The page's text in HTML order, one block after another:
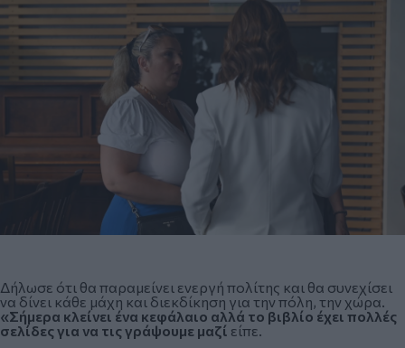
Δήλωσε ότι θα παραμείνει ενεργή πολίτης και θα συνεχίσει
να δίνει κάθε μάχη και διεκδίκηση για την πόλη, την χώρα.
«Σήμερα κλείνει ένα κεφάλαιο αλλά το βιβλίο έχει πολλές
σελίδες για να τις γράψουμε μαζί είπε.